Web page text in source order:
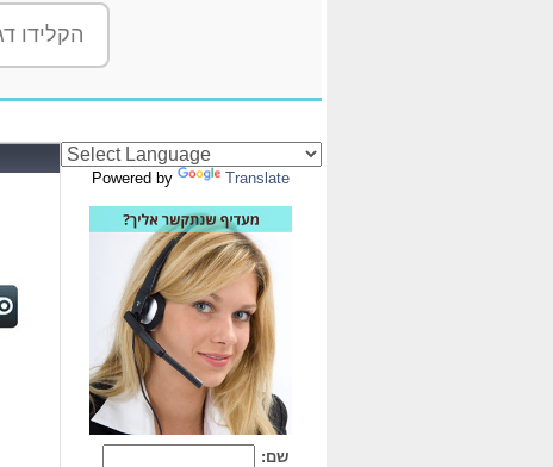
Powered by Translate
שם: